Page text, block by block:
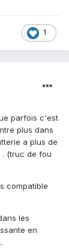
1
parfois c'est
plus dans
a plus de
. (truc de fou
compatible
les
en